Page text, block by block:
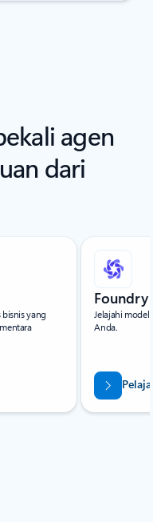
agen
dari
yang
Jelajahi
Anda.